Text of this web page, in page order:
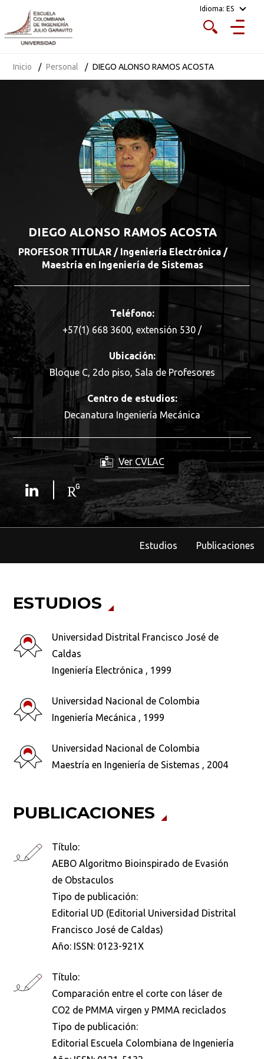
Idioma: ES
Inicio Personal DIEGO ALONSO RAMOS ACOSTA
DIEGO ALONSO RAMOS ACOSTA
PROFESOR TITULAR / Ingeniería Electrónica /
Maestría en Ingeniería de Sistemas
Teléfono:
+57(1) 668 3600, extensión 530 /
Ubicación:
Bloque C, 2do piso, Sala de Profesores
Centro de estudios:
Decanatura Ingeniería Mecánica
Ver CVLAC
Estudios Publicaciones
ESTUDIOS
Universidad Distrital Francisco José de
Caldas
Ingeniería Electrónica , 1999
Universidad Nacional de Colombia
Ingeniería Mecánica , 1999
Universidad Nacional de Colombia
Maestría en Ingeniería de Sistemas , 2004
PUBLICACIONES
Título:
AEBO Algoritmo Bioinspirado de Evasión
de Obstaculos
Tipo de publicación:
Editorial UD (Editorial Universidad Distrital
Francisco José de Caldas)
Año: ISSN: 0123-921X
Título:
Comparación entre el corte con láser de
CO2 de PMMA virgen y PMMA reciclados
Tipo de publicación:
Editorial Escuela Colombiana de Ingeniería